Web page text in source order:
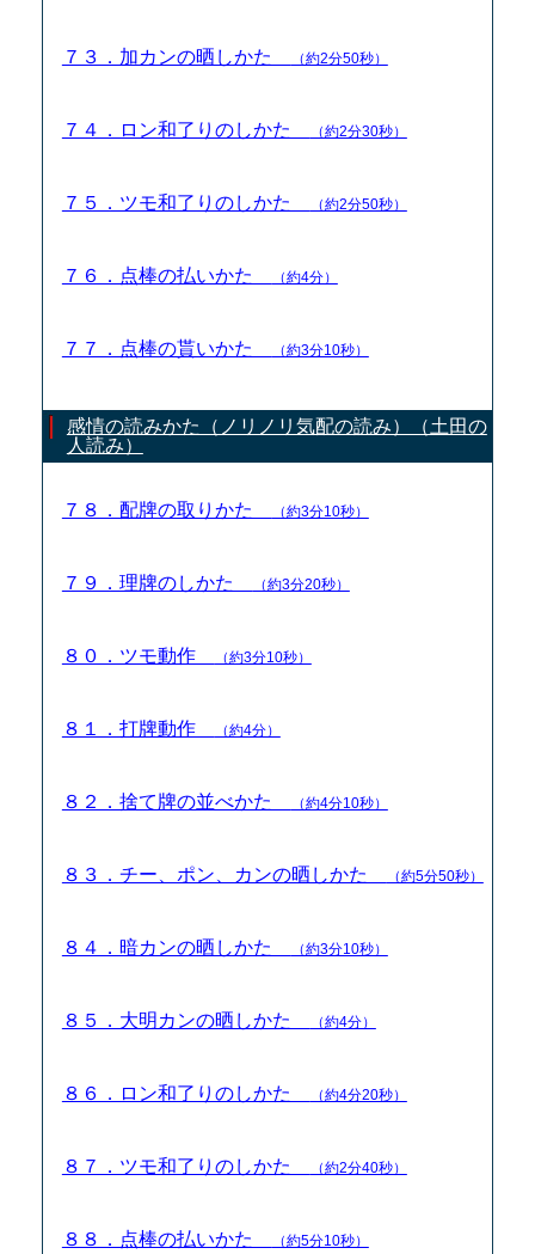
７３．加カンの晒しかた （約2分50秒）
７４．ロン和了りのしかた （約2分30秒）
７５．ツモ和了りのしかた （約2分50秒）
７６．点棒の払いかた （約4分）
７７．点棒の貰いかた （約3分10秒）
感情の読みかた（ノリノリ気配の読み）（土田の
人読み）
７８．配牌の取りかた （約3分10秒）
７９．理牌のしかた （約3分20秒）
８０．ツモ動作 （約3分10秒）
８１．打牌動作 （約4分）
８２．捨て牌の並べかた （約4分10秒）
８３．チー、ポン、カンの晒しかた （約5分50秒）
８４．暗カンの晒しかた （約3分10秒）
８５．大明カンの晒しかた （約4分）
８６．ロン和了りのしかた （約4分20秒）
８７．ツモ和了りのしかた （約2分40秒）
８８．点棒の払いかた （約5分10秒）